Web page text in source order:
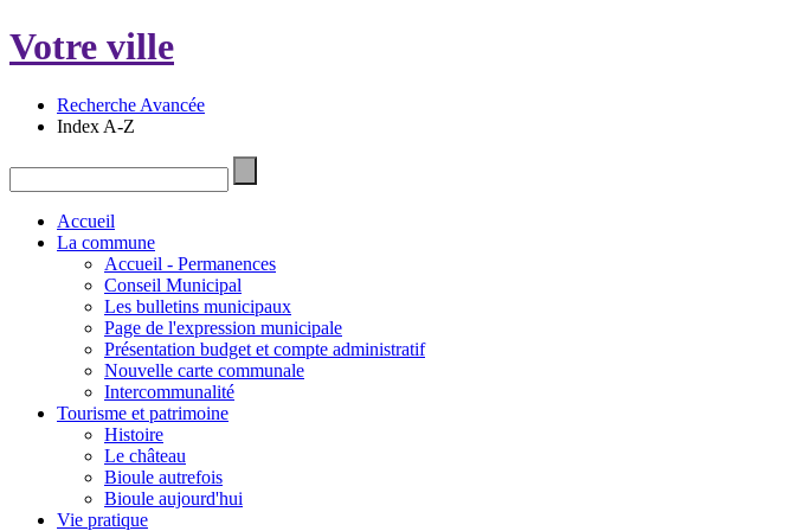
Votre ville
Recherche Avancée
Index A-Z
Accueil
La commune
Accueil - Permanences
Conseil Municipal
Les bulletins municipaux
Page de l'expression municipale
Présentation budget et compte administratif
Nouvelle carte communale
Intercommunalité
Tourisme et patrimoine
Histoire
Le château
Bioule autrefois
Bioule aujourd'hui
Vie pratique